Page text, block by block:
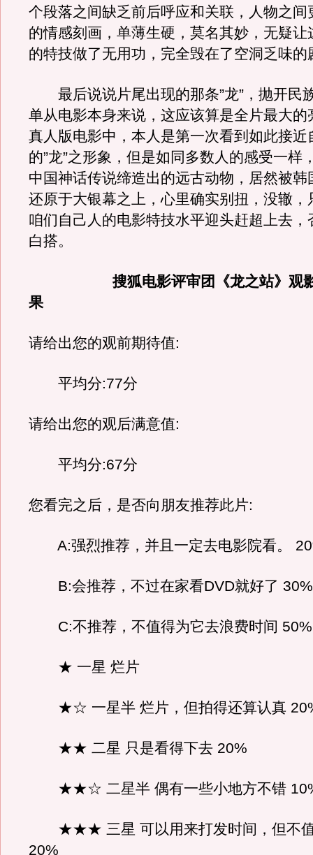
个段落之间缺乏前后呼应和关联，人物之间
的情感刻画，单薄生硬，莫名其妙，无疑让
的特技做了无用功，完全毁在了空洞乏味的
最后说说片尾出现的那条”龙”，抛开民
单从电影本身来说，这应该算是全片最大的
真人版电影中，本人是第一次看到如此接近
的”龙”之形象，但是如同多数人的感受一样
中国神话传说缔造出的远古动物，居然被韩
还原于大银幕之上，心里确实别扭，没辙，
咱们自己人的电影特技水平迎头赶超上去，
白搭。
搜狐电影评审团《龙之站》观
果
请给出您的观前期待值:
平均分:77分
请给出您的观后满意值:
平均分:67分
您看完之后，是否向朋友推荐此片:
A:强烈推荐，并且一定去电影院看。
B:会推荐，不过在家看DVD就好了 30%
C:不推荐，不值得为它去浪费时间 50%
★ 一星 烂片
★☆ 一星半 烂片，但拍得还算认真
★★ 二星 只是看得下去 20%
★★☆ 二星半 偶有一些小地方不错
★★★ 三星 可以用来打发时间，但不值
20%